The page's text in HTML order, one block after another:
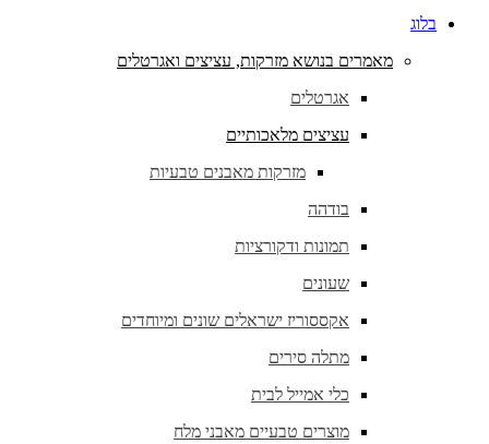
בלוג
מאמרים בנושא מזרקות, עציצים ואגרטלים
אגרטלים
עציצים מלאכותיים
מזרקות מאבנים טבעיות
בודהה
תמונות ודקורציות
שעונים
אקססוריז ישראלים שונים ומיוחדים
מתלה סירים
כלי אמייל לבית
מוצרים טבעיים מאבני מלח